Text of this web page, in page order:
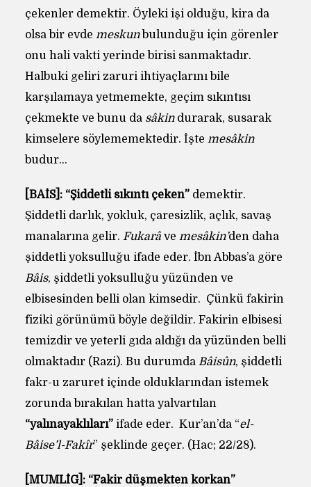
çekenler demektir. Öyleki işi olduğu, kira da
olsa bir evde meskunbulunduğu için görenler
onu hali vakti yerinde birisi sanmaktadır.
Halbuki geliri zaruri ihtiyaçlarını bile
karşılamaya yetmemekte, geçim sıkıntısı
çekmekte ve bunu da sâkindurarak, susarak
kimselere söylememektedir. İşte mesâkin
budur…
[BÂİS]: “Şiddetli sıkıntı çeken”demektir.
Şiddetli darlık, yokluk, çaresizlik, açlık, savaş
manalarına gelir. Fukarâve mesâkin’den daha
şiddetli yoksulluğu ifade eder. İbn Abbas’a göre
Bâis, şiddetli yoksulluğu yüzünden ve
elbisesinden belli olan kimsedir. Çünkü fakirin
fiziki görünümü böyle değildir. Fakirin elbisesi
temizdir ve yeterli gıda aldığı da yüzünden belli
olmaktadır (Razi). Bu durumda Bâisûn, şiddetli
fakr-u zaruret içinde olduklarından istemek
zorunda bırakılan hatta yalvartılan
“yalınayaklıları” ifade eder. Kur’an’da “el-
Bâise’l-Fakîr” şeklinde geçer. (Hac; 22/28).
[MUMLİG]: “Fakir düşmekten korkan”